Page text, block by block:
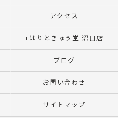
アクセス
Tはりときゅう堂 沼田店
ブログ
お問い合わせ
サイトマップ